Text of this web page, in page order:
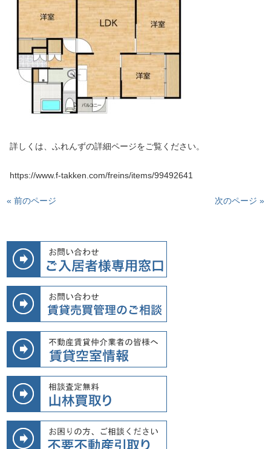
詳しくは、ふれんずの詳細ページをご覧ください。
https://www.f-takken.com/freins/items/99492641
« 前のページ 次のページ »